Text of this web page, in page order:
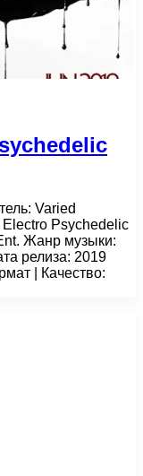
Varied
Psychedelic
Жанр музыки:
релиза: 2019
| Качество: